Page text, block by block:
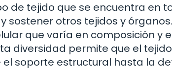
de tejido que se encuentra en
sostener otros tejidos y
que varía en composición y
diversidad permite que el
el soporte estructural hasta la